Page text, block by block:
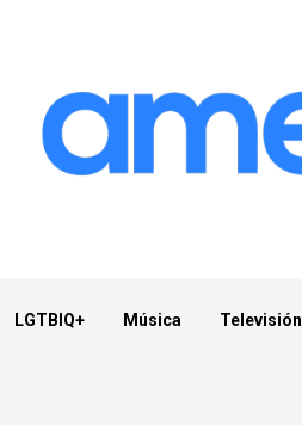
LGTBIQ+ Música Televisión